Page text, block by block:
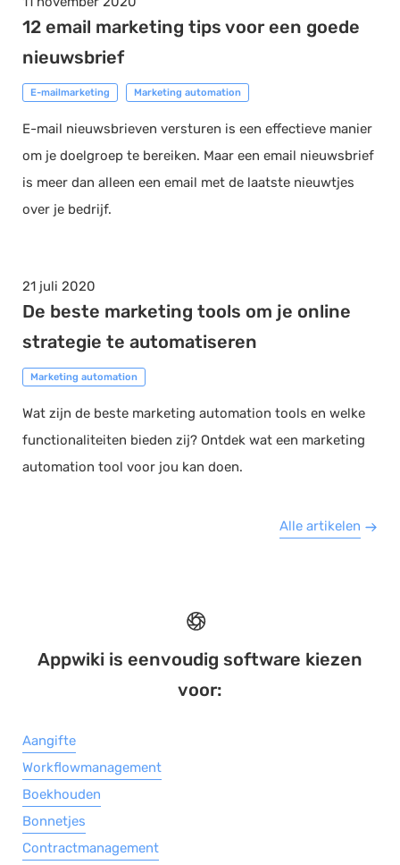
12 email marketing tips voor een goede
nieuwsbrief
E-mailmarketing Marketing automation
E-mail nieuwsbrieven versturen is een effectieve manier
om je doelgroep te bereiken. Maar een email nieuwsbrief
is meer dan alleen een email met de laatste nieuwtjes
over je bedrijf.
21 juli 2020
De beste marketing tools om je online
strategie te automatiseren
Marketing automation
Wat zijn de beste marketing automation tools en welke
functionaliteiten bieden zij? Ontdek wat een marketing
automation tool voor jou kan doen.
Alle artikelen
Appwiki is eenvoudig software kiezen
voor:
Aangifte
Workflowmanagement
Boekhouden
Bonnetjes
Contractmanagement